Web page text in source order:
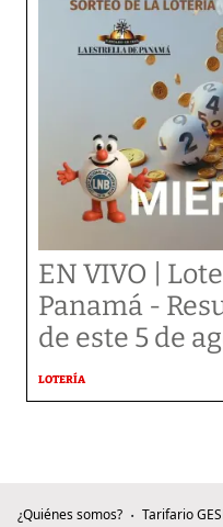
EN VIVO |
Panamá -
de este 5 de
LOTERÍA
¿Quiénes somos? Tarifario